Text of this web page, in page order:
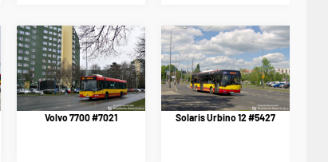
Volvo 7700 #7021 Solaris Urbino 12 #5427